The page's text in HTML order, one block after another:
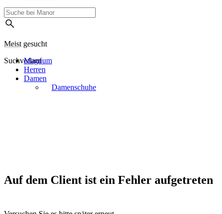
Meist gesucht
Suchverlauf
Magnum
Herren
Damen
Damenschuhe
Auf dem Client ist ein Fehler aufgetreten